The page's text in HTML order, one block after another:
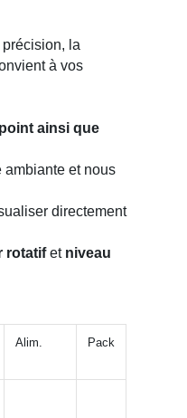
la
à vos
ainsi que
et nous
directement
rotatifet niveau
Alim. Pack